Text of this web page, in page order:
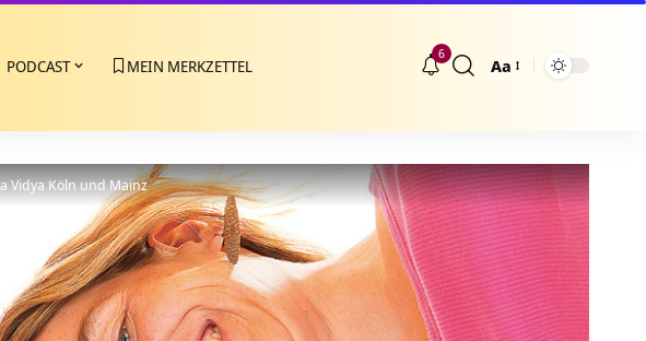
PODCAST MEIN MERKZETTEL
6
Größenänderung
Aa
Vidya Köln und Mainz